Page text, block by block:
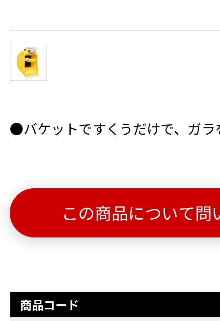
●バケットですくうだけで、ガラ
この商品について問
商品コード